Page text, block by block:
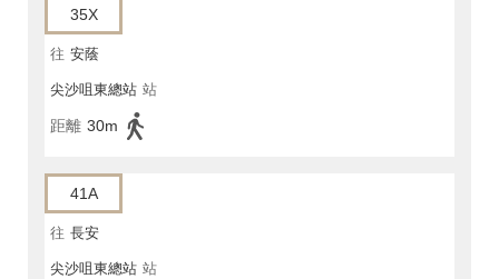
35X
往 安蔭
尖沙咀東總站 站
距離 30m
41A
往 長安
尖沙咀東總站 站